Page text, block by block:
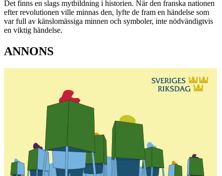
Det finns en slags mytbildning i historien. När den franska nationen
efter revolutionen ville minnas den, lyfte de fram en händelse som
var full av känslomässiga minnen och symboler, inte nödvändigtvis
en viktig händelse.
ANNONS